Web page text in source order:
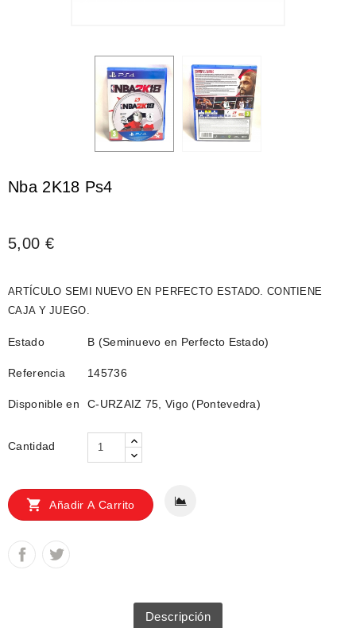
Nba 2K18 Ps4
5,00 €
ARTÍCULO SEMI NUEVO EN PERFECTO ESTADO. CONTIENE
CAJA Y JUEGO.
Estado B (Seminuevo en Perfecto Estado)
Referencia 145736
Disponible en C-URZAIZ 75, Vigo (Pontevedra)
Cantidad
 Añadir A Carrito
Descripción